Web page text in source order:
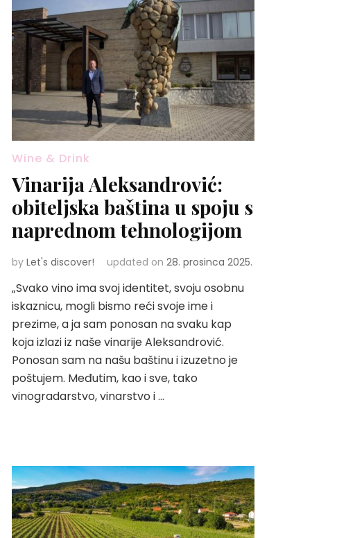
Wine & Drink
Vinarija Aleksandrović:
obiteljska baština u spoju s
naprednom tehnologijom
by Let's discover! updated on 28. prosinca 2025.
„Svako vino ima svoj identitet, svoju osobnu
iskaznicu, mogli bismo reći svoje ime i
prezime, a ja sam ponosan na svaku kap
koja izlazi iz naše vinarije Aleksandrović.
Ponosan sam na našu baštinu i izuzetno je
poštujem. Međutim, kao i sve, tako
vinogradarstvo, vinarstvo i …